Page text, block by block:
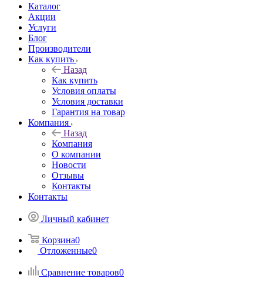
Каталог
Акции
Услуги
Блог
Производители
Как купить
Назад
Как купить
Условия оплаты
Условия доставки
Гарантия на товар
Компания
Назад
Компания
О компании
Новости
Отзывы
Контакты
Контакты
Личный кабинет
Корзина0
Отложенные0
Сравнение товаров0